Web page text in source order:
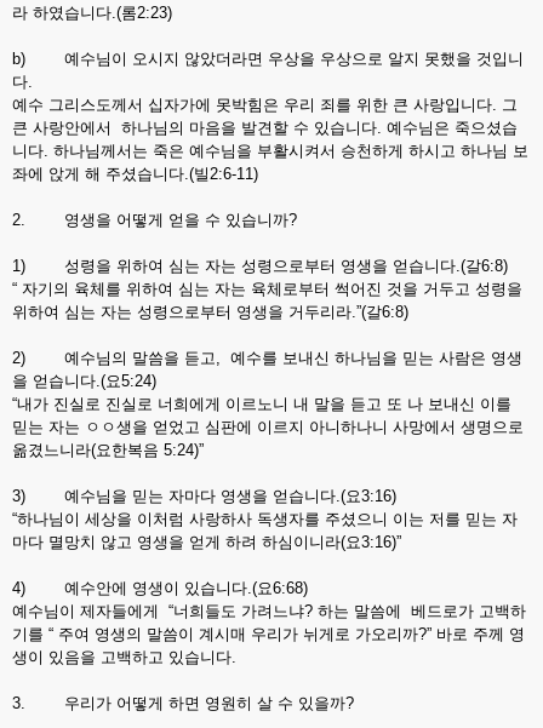
라 하였습니다.(롬2:23)
b) 예수님이 오시지 않았더라면 우상을 우상으로 알지 못했을 것입니
다.
예수 그리스도께서 십자가에 못박힘은 우리 죄를 위한 큰 사랑입니다. 그
큰 사랑안에서 하나님의 마음을 발견할 수 있습니다. 예수님은 죽으셨습
니다. 하나님께서는 죽은 예수님을 부활시켜서 승천하게 하시고 하나님 보
좌에 앉게 해 주셨습니다.(빌2:6-11)
2. 영생을 어떻게 얻을 수 있습니까?
1) 성령을 위하여 심는 자는 성령으로부터 영생을 얻습니다.(갈6:8)
“ 자기의 육체를 위하여 심는 자는 육체로부터 썩어진 것을 거두고 성령을
위하여 심는 자는 성령으로부터 영생을 거두리라.”(갈6:8)
2) 예수님의 말씀을 듣고, 예수를 보내신 하나님을 믿는 사람은 영생
을 얻습니다.(요5:24)
“내가 진실로 진실로 너희에게 이르노니 내 말을 듣고 또 나 보내신 이를
믿는 자는 ㅇㅇ생을 얻었고 심판에 이르지 아니하나니 사망에서 생명으로
옮겼느니라(요한복음 5:24)”
3) 예수님을 믿는 자마다 영생을 얻습니다.(요3:16)
“하나님이 세상을 이처럼 사랑하사 독생자를 주셨으니 이는 저를 믿는 자
마다 멸망치 않고 영생을 얻게 하려 하심이니라(요3:16)”
4) 예수안에 영생이 있습니다.(요6:68)
예수님이 제자들에게 “너희들도 가려느냐? 하는 말씀에 베드로가 고백하
기를 “ 주여 영생의 말씀이 계시매 우리가 뉘게로 가오리까?” 바로 주께 영
생이 있음을 고백하고 있습니다.
3. 우리가 어떻게 하면 영원히 살 수 있을까?